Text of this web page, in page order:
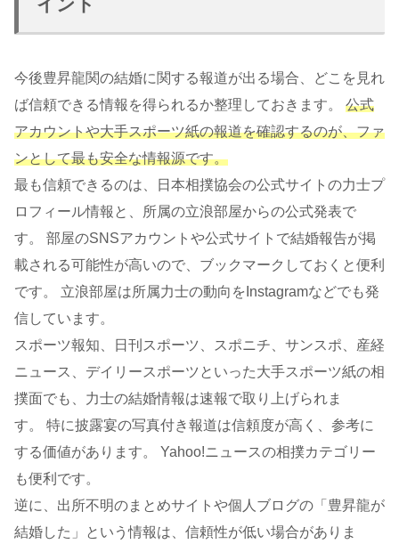
今後豊昇龍関の結婚に関する報道が出る場合、どこを見れ
ば信頼できる情報を得られるか整理しておきます。 公式
アカウントや大手スポーツ紙の報道を確認するのが、ファ
ンとして最も安全な情報源です。
最も信頼できるのは、日本相撲協会の公式サイトの力士プ
ロフィール情報と、所属の立浪部屋からの公式発表で
す。 部屋のSNSアカウントや公式サイトで結婚報告が掲
載される可能性が高いので、ブックマークしておくと便利
です。 立浪部屋は所属力士の動向をInstagramなどでも発
信しています。
スポーツ報知、日刊スポーツ、スポニチ、サンスポ、産経
ニュース、デイリースポーツといった大手スポーツ紙の相
撲面でも、力士の結婚情報は速報で取り上げられま
す。 特に披露宴の写真付き報道は信頼度が高く、参考に
する価値があります。 Yahoo!ニュースの相撲カテゴリー
も便利です。
逆に、出所不明のまとめサイトや個人ブログの「豊昇龍が
結婚した」という情報は、信頼性が低い場合がありま